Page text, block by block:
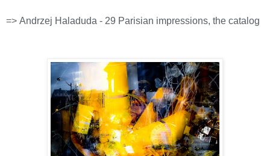
=> Andrzej Haladuda - 29 Parisian impressions, the catalog